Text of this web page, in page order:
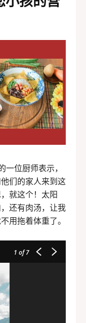
位厨师表示，
们的家人来到这
就这个！太阳
还有肉汤，让我
用拖着体重了。
1 of 7